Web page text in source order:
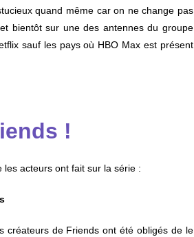
quand même car on ne change pas
bientôt sur une des antennes du groupe
sauf les pays où HBO Max est présent
!
acteurs ont fait sur la série :
créateurs de Friends ont été obligés de le